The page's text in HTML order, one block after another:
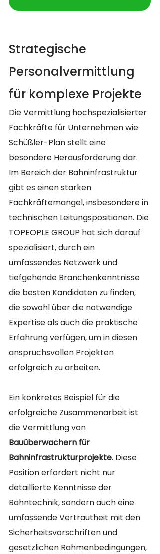
Strategische
Personalvermittlung
für komplexe Projekte
Die Vermittlung hochspezialisierter
Fachkräfte für Unternehmen wie
Schüßler-Plan stellt eine
besondere Herausforderung dar.
Im Bereich der Bahninfrastruktur
gibt es einen starken
Fachkräftemangel, insbesondere in
technischen Leitungspositionen. Die
TOPEOPLE GROUP hat sich darauf
spezialisiert, durch ein
umfassendes Netzwerk und
tiefgehende Branchenkenntnisse
die besten Kandidaten zu finden,
die sowohl über die notwendige
Expertise als auch die praktische
Erfahrung verfügen, um in diesen
anspruchsvollen Projekten
erfolgreich zu arbeiten.
Ein konkretes Beispiel für die
erfolgreiche Zusammenarbeit ist
die Vermittlung von
Bauüberwachern für
Bahninfrastrukturprojekte. Diese
Position erfordert nicht nur
detaillierte Kenntnisse der
Bahntechnik, sondern auch eine
umfassende Vertrautheit mit den
Sicherheitsvorschriften und
gesetzlichen Rahmenbedingungen,